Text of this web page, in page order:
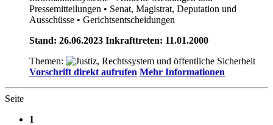
Pressemitteilungen • Senat, Magistrat, Deputation und
Ausschüsse • Gerichtsentscheidungen
Stand: 26.06.2023 Inkrafttreten: 11.01.2000
Themen:
Vorschrift direkt aufrufen Mehr Informationen
Seite
1